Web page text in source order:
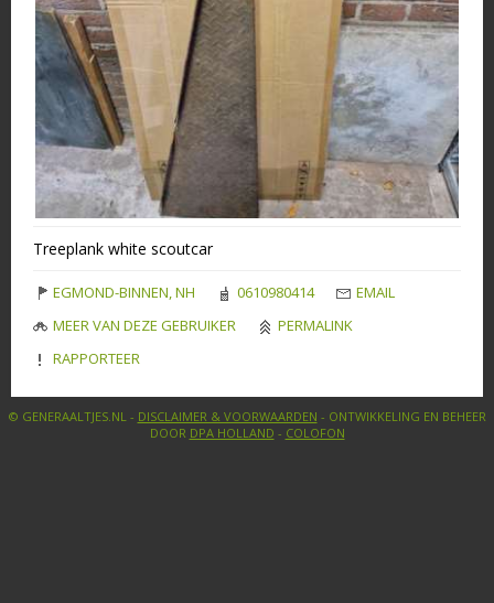
Treeplank white scoutcar
EGMOND-BINNEN, NH 0610980414
EMAIL
MEER VAN DEZE GEBRUIKER
PERMALINK
RAPPORTEER
© GENERAALTJES.NL - DISCLAIMER & VOORWAARDEN - ONTWIKKELING EN BEHEER
DOOR DPA HOLLAND - COLOFON